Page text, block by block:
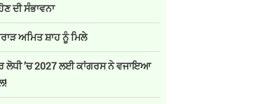
2nd ODI : ਭਾਰਤ ਅਤੇ ਸਾਊਥ ਅਫ਼ਰੀਕਾ ਦੀਆਂ ਟੀਮਾਂ
ਦੀ ਸੰਭਾਵਨਾ
ਅਮਿਤ ਸ਼ਾਹ ਨੂੰ ਮਿਲੇ
ਲੋਧੀ ’ਚ 2027 ਲਈ ਕਾਂਗਰਸ ਨੇ ਵਜਾਇਆ